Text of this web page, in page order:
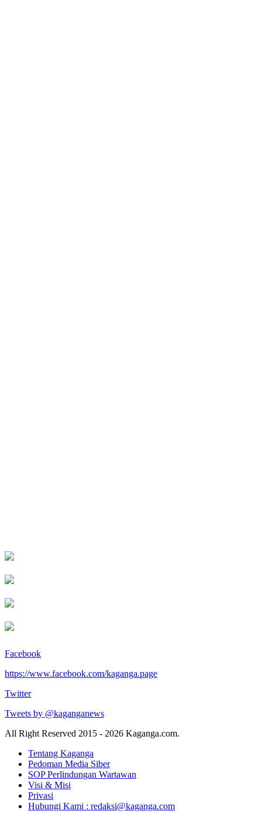
Facebook
https://www.facebook.com/kaganga.page
Twitter
Tweets by @kaganganews
All Right Reserved 2015 - 2026 Kaganga.com.
Tentang Kaganga
Pedoman Media Siber
SOP Perlindungan Wartawan
Visi & Misi
Privasi
Hubungi Kami : redaksi@kaganga.com